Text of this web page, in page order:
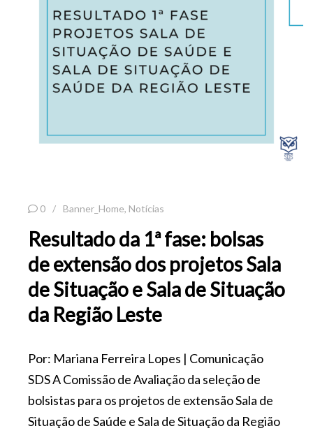
0 Banner_Home, Notícias
Resultado da 1ª fase: bolsas
de extensão dos projetos Sala
de Situação e Sala de Situação
da Região Leste
Por: Mariana Ferreira Lopes | Comunicação
SDS A Comissão de Avaliação da seleção de
bolsistas para os projetos de extensão Sala de
Situação de Saúde e Sala de Situação da Região